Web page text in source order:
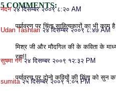
5 COMMENTS:
नंदन २४ दिसम्बर २००९ ८:२० AM
पर्यावरण पर चिंता साहित्यकारों का भी काम
Udan Tashtari २४ दिसम्बर २००९ ८:४७ AM
मिश्र जी और मौदगिल की के कविता के
रहा!!
सुषमा गर्ग २४ दिसम्बर २००९ १२:३२ PM
पर्यावरण पर दोनो कवियों की चिंता को
sumita २५ दिसम्बर २००९ १:०५ PM